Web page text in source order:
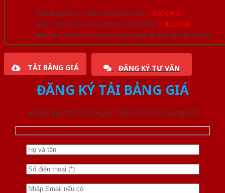
Quà tặng đồ nội thất trang trí lên đến 1.000.000đ
Giảm trực tiếp khi mua đơn hàng lớn hơn 3.000.000đ
Nhiều ưu đãi lớn khi đăng ký tài khoản thành viên thân thiết
TẢI BẢNG GIÁ ĐĂNG KÝ TƯ VẤN
ĐĂNG KÝ TẢI BẢNG GIÁ
Đăng ký nhận báo giá mới nhất từ chúng tôi